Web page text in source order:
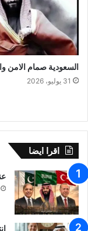
السعودية صمام الامن
31 يوليو، 2026
اقرا ايضا